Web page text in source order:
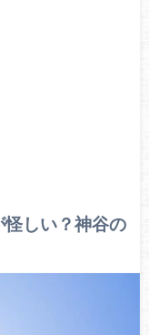
怪しい？神谷の